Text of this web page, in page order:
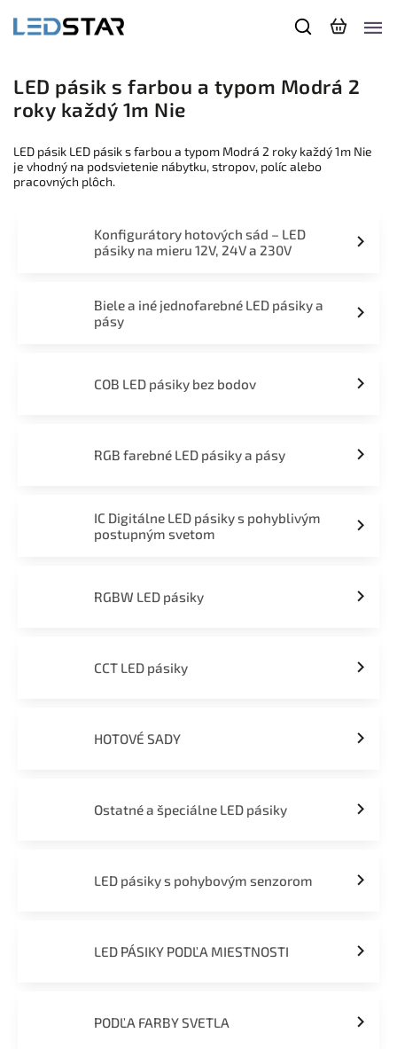
LED pásik s farbou a typom Modrá 2
roky každý 1m Nie
LED pásik LED pásik s farbou a typom Modrá 2 roky každý 1m Nie
je vhodný na podsvietenie nábytku, stropov, políc alebo
pracovných plôch.
Konfigurátory hotových sád – LED
pásiky na mieru 12V, 24V a 230V
Biele a iné jednofarebné LED pásiky a
pásy
COB LED pásiky bez bodov
RGB farebné LED pásiky a pásy
IC Digitálne LED pásiky s pohyblivým
postupným svetom
RGBW LED pásiky
CCT LED pásiky
HOTOVÉ SADY
Ostatné a špeciálne LED pásiky
LED pásiky s pohybovým senzorom
LED PÁSIKY PODĽA MIESTNOSTI
PODĽA FARBY SVETLA